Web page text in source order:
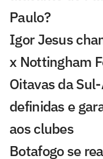
Paulo?
Igor Jesus
x Nottingham
Oitavas da
definidas e
aos clubes
Botafogo se